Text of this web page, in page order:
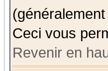
Ceci vous
Revenir en